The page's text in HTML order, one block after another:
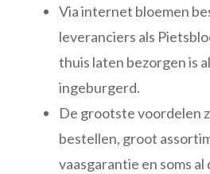
Via internet bloemen
leveranciers als
thuis laten bezorgen is
ingeburgerd.
De grootste voordelen
bestellen, groot
vaasgarantie en soms